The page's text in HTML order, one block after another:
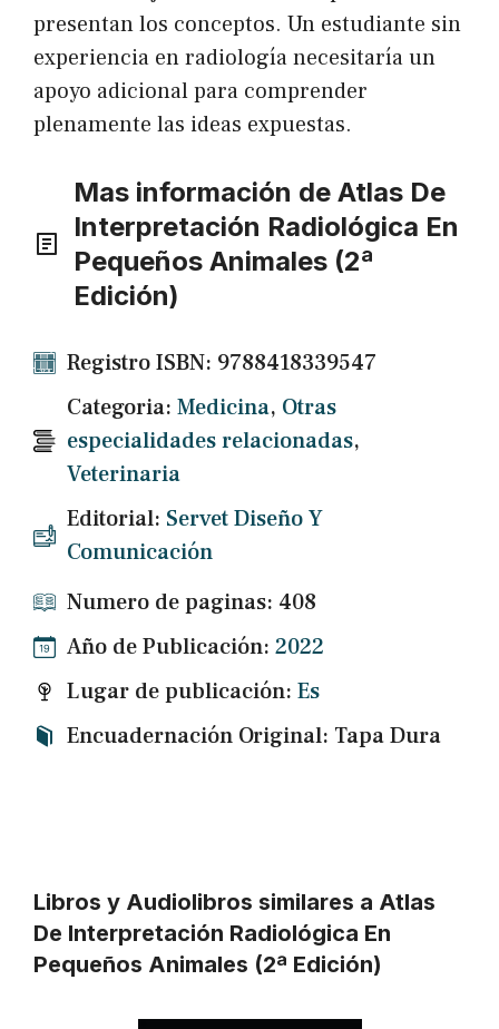
presentan los conceptos. Un estudiante sin
experiencia en radiología necesitaría un
apoyo adicional para comprender
plenamente las ideas expuestas.
Mas información de Atlas De
Interpretación Radiológica En
Pequeños Animales (2ª
Edición)
Registro ISBN: 9788418339547
Categoria: Medicina, Otras
especialidades relacionadas,
Veterinaria
Editorial: Servet Diseño Y
Comunicación
Numero de paginas: 408
Año de Publicación: 2022
Lugar de publicación: Es
Encuadernación Original: Tapa Dura
Libros y Audiolibros similares a Atlas
De Interpretación Radiológica En
Pequeños Animales (2ª Edición)